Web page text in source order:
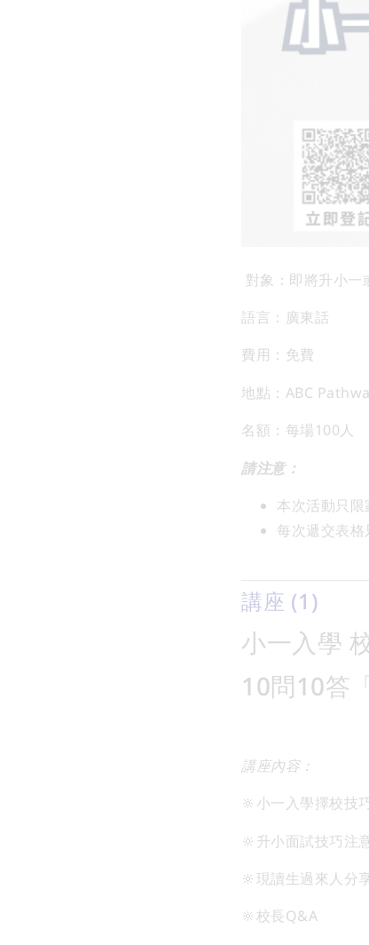
對象：即將升小一
語言：廣東話
費用：免費
地點：ABC
名額：每場100人
請注意：
本次活動只限
每次遞交表格
講座 (1)
小一入學
10問10答
講座內容：
🔆小一入學擇校技
🔆升小面試技巧注
🔆現讀生過來人分
🔆校長Q&A